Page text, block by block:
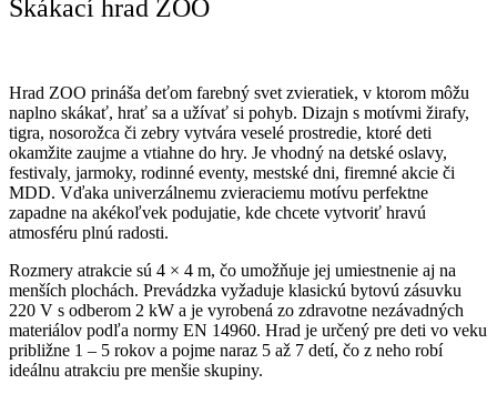
Skákací hrad ZOO
Hrad ZOO prináša deťom farebný svet zvieratiek, v ktorom môžu
naplno skákať, hrať sa a užívať si pohyb. Dizajn s motívmi žirafy,
tigra, nosorožca či zebry vytvára veselé prostredie, ktoré deti
okamžite zaujme a vtiahne do hry. Je vhodný na detské oslavy,
festivaly, jarmoky, rodinné eventy, mestské dni, firemné akcie či
MDD. Vďaka univerzálnemu zvieraciemu motívu perfektne
zapadne na akékoľvek podujatie, kde chcete vytvoriť hravú
atmosféru plnú radosti.
Rozmery atrakcie sú 4 × 4 m, čo umožňuje jej umiestnenie aj na
menších plochách. Prevádzka vyžaduje klasickú bytovú zásuvku
220 V s odberom 2 kW a je vyrobená zo zdravotne nezávadných
materiálov podľa normy EN 14960. Hrad je určený pre deti vo veku
približne 1 – 5 rokov a pojme naraz 5 až 7 detí, čo z neho robí
ideálnu atrakciu pre menšie skupiny.